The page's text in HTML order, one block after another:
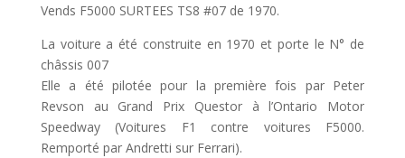
Vends F5000 SURTEES TS8 #07 de 1970.
La voiture a été construite en 1970 et porte le N° de
châssis 007
Elle a été pilotée pour la première fois par Peter
Revson au Grand Prix Questor à l’Ontario Motor
Speedway (Voitures F1 contre voitures F5000.
Remporté par Andretti sur Ferrari).